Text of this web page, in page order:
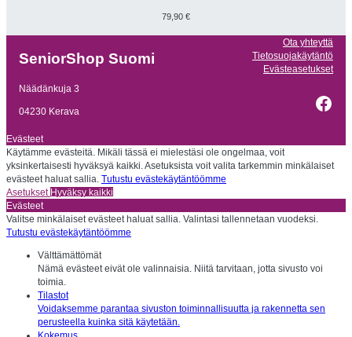
79,90 €
SeniorShop Suomi
Näädänkuja 3
04230 Kerava
Ota yhteyttä
Tietosuojakäytäntö
Evästeasetukset
Evästeet
Käytämme evästeitä. Mikäli tässä ei mielestäsi ole ongelmaa, voit
yksinkertaisesti hyväksyä kaikki. Asetuksista voit valita tarkemmin minkälaiset
evästeet haluat sallia. Tutustu evästekäytäntöömme
Asetukset Hyväksy kaikki
Evästeet
Valitse minkälaiset evästeet haluat sallia. Valintasi tallennetaan vuodeksi.
Tutustu evästekäytäntöömme
Välttämättömät
Nämä evästeet eivät ole valinnaisia. Niitä tarvitaan, jotta sivusto voi
toimia.
Tilastot
Voidaksemme parantaa sivuston toiminnallisuutta ja rakennetta sen
perusteella kuinka sitä käytetään.
Kokemus